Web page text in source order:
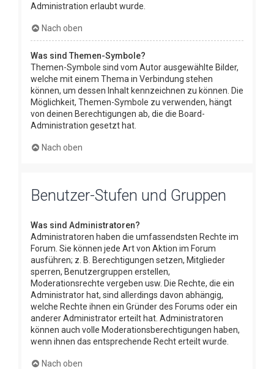
Administration erlaubt wurde.
Nach oben
Was sind Themen-Symbole?
Themen-Symbole sind vom Autor ausgewählte Bilder,
welche mit einem Thema in Verbindung stehen
können, um dessen Inhalt kennzeichnen zu können. Die
Möglichkeit, Themen-Symbole zu verwenden, hängt
von deinen Berechtigungen ab, die die Board-
Administration gesetzt hat.
Nach oben
Benutzer-Stufen und Gruppen
Was sind Administratoren?
Administratoren haben die umfassendsten Rechte im
Forum. Sie können jede Art von Aktion im Forum
ausführen; z. B. Berechtigungen setzen, Mitglieder
sperren, Benutzergruppen erstellen,
Moderationsrechte vergeben usw. Die Rechte, die ein
Administrator hat, sind allerdings davon abhängig,
welche Rechte ihnen ein Gründer des Forums oder ein
anderer Administrator erteilt hat. Administratoren
können auch volle Moderationsberechtigungen haben,
wenn ihnen das entsprechende Recht erteilt wurde.
Nach oben